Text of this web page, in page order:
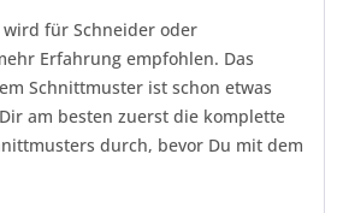
für Schneider oder
Erfahrung empfohlen. Das
Schnittmuster ist schon etwas
am besten zuerst die komplette
durch, bevor Du mit dem